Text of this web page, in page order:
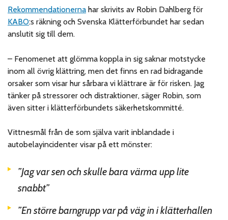
Rekommendationerna har skrivits av Robin Dahlberg för
KABO:s räkning och Svenska Klätterförbundet har sedan
anslutit sig till dem.
– Fenomenet att glömma koppla in sig saknar motstycke
inom all övrig klättring, men det finns en rad bidragande
orsaker som visar hur sårbara vi klättrare är för risken. Jag
tänker på stressorer och distraktioner, säger Robin, som
även sitter i klätterförbundets säkerhetskommitté.
Vittnesmål från de som själva varit inblandade i
autobelayincidenter visar på ett mönster:
”Jag var sen och skulle bara värma upp lite
snabbt”
”En större barngrupp var på väg in i klätterhallen